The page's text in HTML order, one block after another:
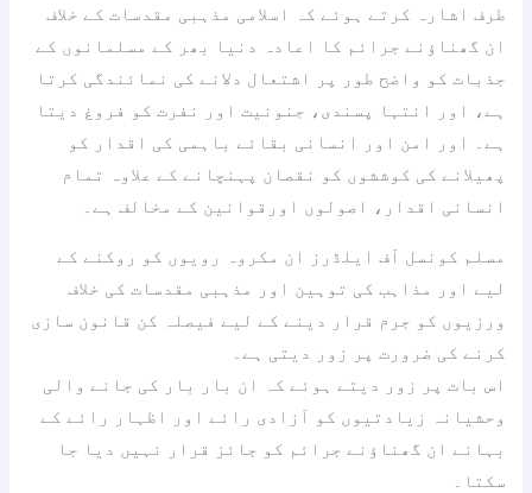
طرف اشارہ کرتے ہوئے کہ اسلامی مذہبی مقدسات کے خلاف
ان گھناؤنے جرائم کا اعادہ دنیا بھر کے مسلمانوں کے
جذبات کو واضح طور پر اشتعال دلانے کی نمائندگی کرتا
ہے، اور انتہا پسندی، جنونیت اور نفرت کو فروغ دیتا
ہے۔ اور امن اور انسانی بقائے باہمی کی اقدار کو
پھیلانے کی کوششوں کو نقصان پہنچانے کے علاوہ تمام
انسانی اقدار، اصولوں اورقوانین کے مخالف ہے۔
مسلم کونسل آف ایلڈرز ان مکروہ رویوں کو روکنے کے
لیے اور مذاہب کی توہین اور مذہبی مقدسات کی خلاف
ورزیوں کو جرم قرار دینے کے لیے فیصلہ کن قانون سازی
کرنے کی ضرورت پر زور دیتی ہے۔
اس بات پر زور دیتے ہوئے کہ ان بار بار کی جانے والی
وحشیانہ زیادتیوں کو آزادی رائے اور اظہار رائے کے
بہانے ان گھناؤنے جرائم کو جائز قرار نہیں دیا جا
سکتا۔